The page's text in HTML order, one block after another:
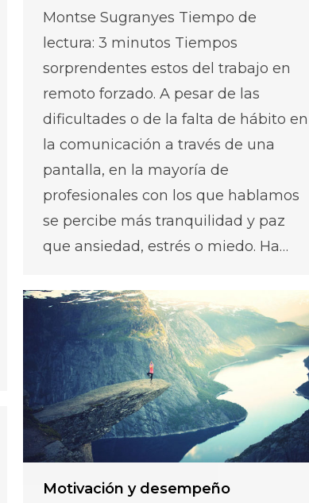
Montse Sugranyes Tiempo de
lectura: 3 minutos Tiempos
sorprendentes estos del trabajo en
remoto forzado. A pesar de las
dificultades o de la falta de hábito en
la comunicación a través de una
pantalla, en la mayoría de
profesionales con los que hablamos
se percibe más tranquilidad y paz
que ansiedad, estrés o miedo. Ha…
Motivación y desempeño